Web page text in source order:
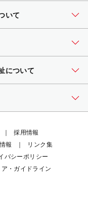
いて
について
採用情報
報
リンク集
バシーポリシー
・ガイドライン